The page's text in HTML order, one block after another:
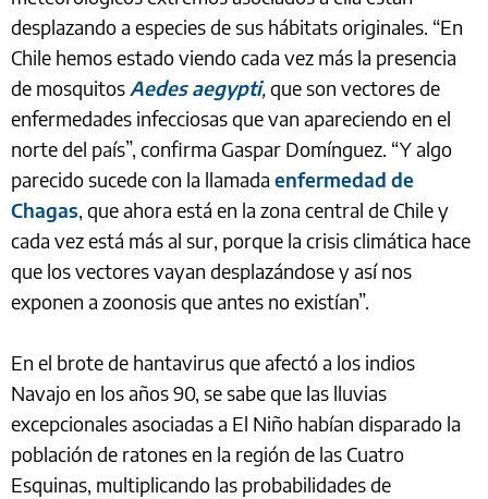
desplazando a especies de sus hábitats originales. “En
Chile hemos estado viendo cada vez más la presencia
de mosquitos Aedes aegypti,que son vectores de
enfermedades infecciosas que van apareciendo en el
norte del país”, confirma Gaspar Domínguez. “Y algo
parecido sucede con la llamada enfermedad de
Chagas, que ahora está en la zona central de Chile y
cada vez está más al sur, porque la crisis climática hace
que los vectores vayan desplazándose y así nos
exponen a zoonosis que antes no existían”.
En el brote de hantavirus que afectó a los indios
Navajo en los años 90, se sabe que las lluvias
excepcionales asociadas a El Niño habían disparado la
población de ratones en la región de las Cuatro
Esquinas, multiplicando las probabilidades de